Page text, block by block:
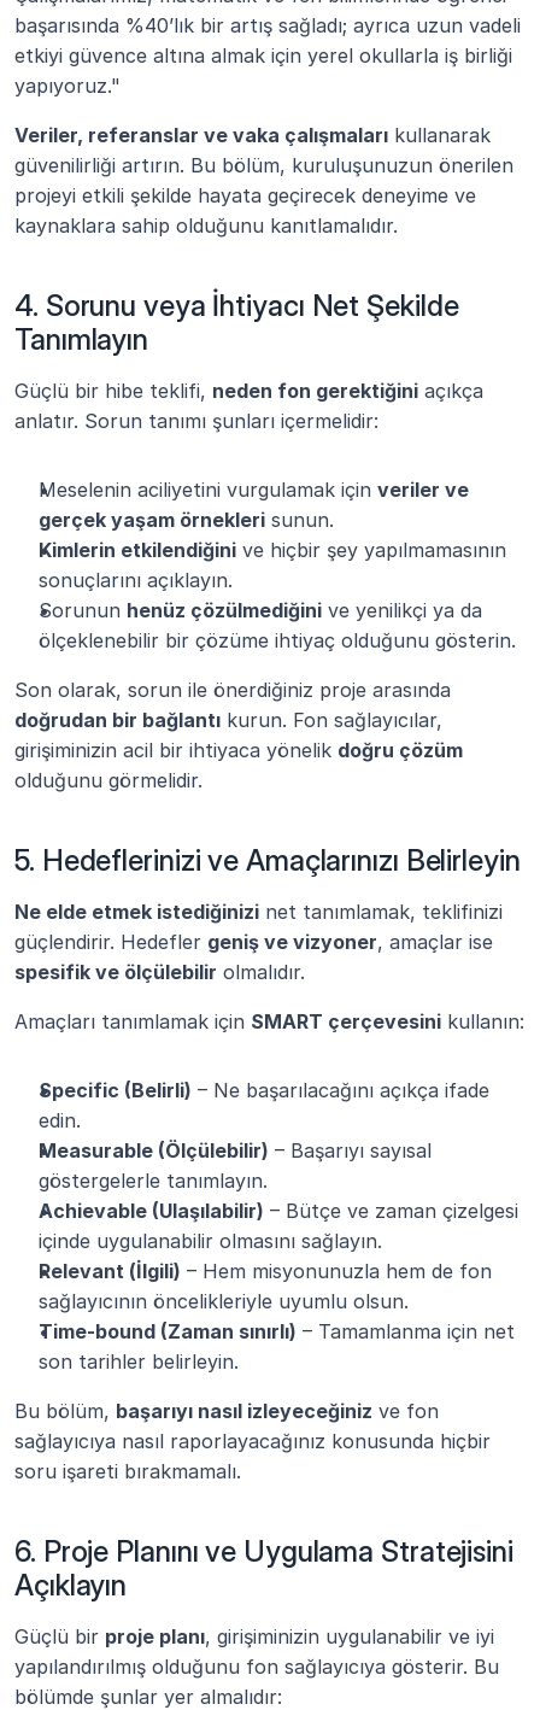
başarısında %40’lık bir artış sağladı; ayrıca uzun vadeli
etkiyi güvence altına almak için yerel okullarla iş birliği
yapıyoruz."
Veriler, referanslar ve vaka çalışmaları kullanarak
güvenilirliği artırın. Bu bölüm, kuruluşunuzun önerilen
projeyi etkili şekilde hayata geçirecek deneyime ve
kaynaklara sahip olduğunu kanıtlamalıdır.
4. Sorunu veya İhtiyacı Net Şekilde
Tanımlayın
Güçlü bir hibe teklifi, neden fon gerektiğini açıkça
anlatır. Sorun tanımı şunları içermelidir:
Meselenin aciliyetini vurgulamak için veriler ve
gerçek yaşam örnekleri sunun.
Kimlerin etkilendiğini ve hiçbir şey yapılmamasının
sonuçlarını açıklayın.
Sorunun henüz çözülmediğini ve yenilikçi ya da
ölçeklenebilir bir çözüme ihtiyaç olduğunu gösterin.
doğrudan bir bağlantı kurun. Fon sağlayıcılar,
girişiminizin acil bir ihtiyaca yönelik doğru çözüm
olduğunu görmelidir.
5. Hedeflerinizi ve Amaçlarınızı Belirleyin
Ne elde etmek istediğinizi net tanımlamak, teklifinizi
güçlendirir. Hedefler geniş ve vizyoner
spesifik ve ölçülebilir olmalıdır.
Amaçları tanımlamak için SMART çerçevesini kullanın:
Specific (Belirli) – Ne başarılacağını açıkça ifade
edin.
Measurable (Ölçülebilir) – Başarıyı sayısal
göstergelerle tanımlayın.
Achievable (Ulaşılabilir) – Bütçe ve zaman çizelgesi
içinde uygulanabilir olmasını sağlayın.
Relevant (İlgili) – Hem misyonunuzla hem de fon
sağlayıcının öncelikleriyle uyumlu olsun.
Time-bound (Zaman sınırlı) – Tamamlanma için net
son tarihler belirleyin.
Bu bölüm, başarıyı nasıl izleyeceğiniz ve fon
sağlayıcıya nasıl raporlayacağınız konusunda hiçbir
soru işareti bırakmamalı.
6. Proje Planını ve Uygulama Stratejisini
Açıklayın
Güçlü bir proje planı, girişiminizin uygulanabilir ve iyi
yapılandırılmış olduğunu fon sağlayıcıya gösterir. Bu
bölümde şunlar yer almalıdır: